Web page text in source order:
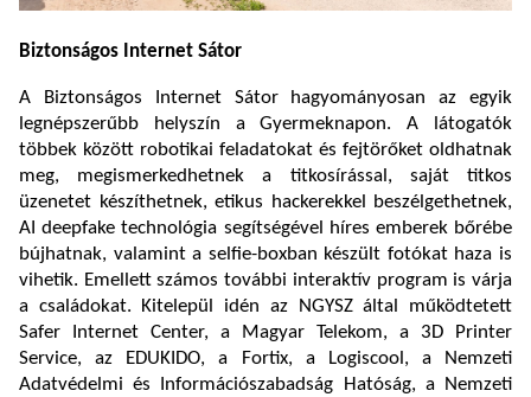
Biztonságos Internet Sátor
A Biztonságos Internet Sátor hagyományosan az egyik
legnépszerűbb helyszín a Gyermeknapon. A látogatók
többek között robotikai feladatokat és fejtörőket oldhatnak
meg, megismerkedhetnek a titkosírással, saját titkos
üzenetet készíthetnek, etikus hackerekkel beszélgethetnek,
AI deepfake technológia segítségével híres emberek bőrébe
bújhatnak, valamint a selfie-boxban készült fotókat haza is
vihetik. Emellett számos további interaktív program is várja
a családokat. Kitelepül idén az NGYSZ által működtetett
Safer Internet Center, a Magyar Telekom, a 3D Printer
Service, az EDUKIDO, a Fortix, a Logiscool, a Nemzeti
Adatvédelmi és Információszabadság Hatóság, a Nemzeti